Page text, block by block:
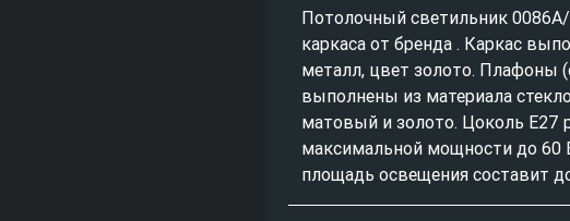
Потолочный светильник
каркаса от бренда . Каркас
металл, цвет золото. Плафоны
выполнены из материала
матовый и золото. Цоколь E27
максимальной мощности до 60
площадь освещения составит